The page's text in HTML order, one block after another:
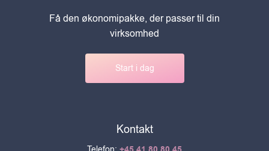
Få den økonomipakke, der passer til din
virksomhed
Start i dag
Kontakt